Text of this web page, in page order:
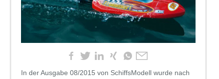
In der Ausgabe 08/2015 von SchiffsModell wurde nach